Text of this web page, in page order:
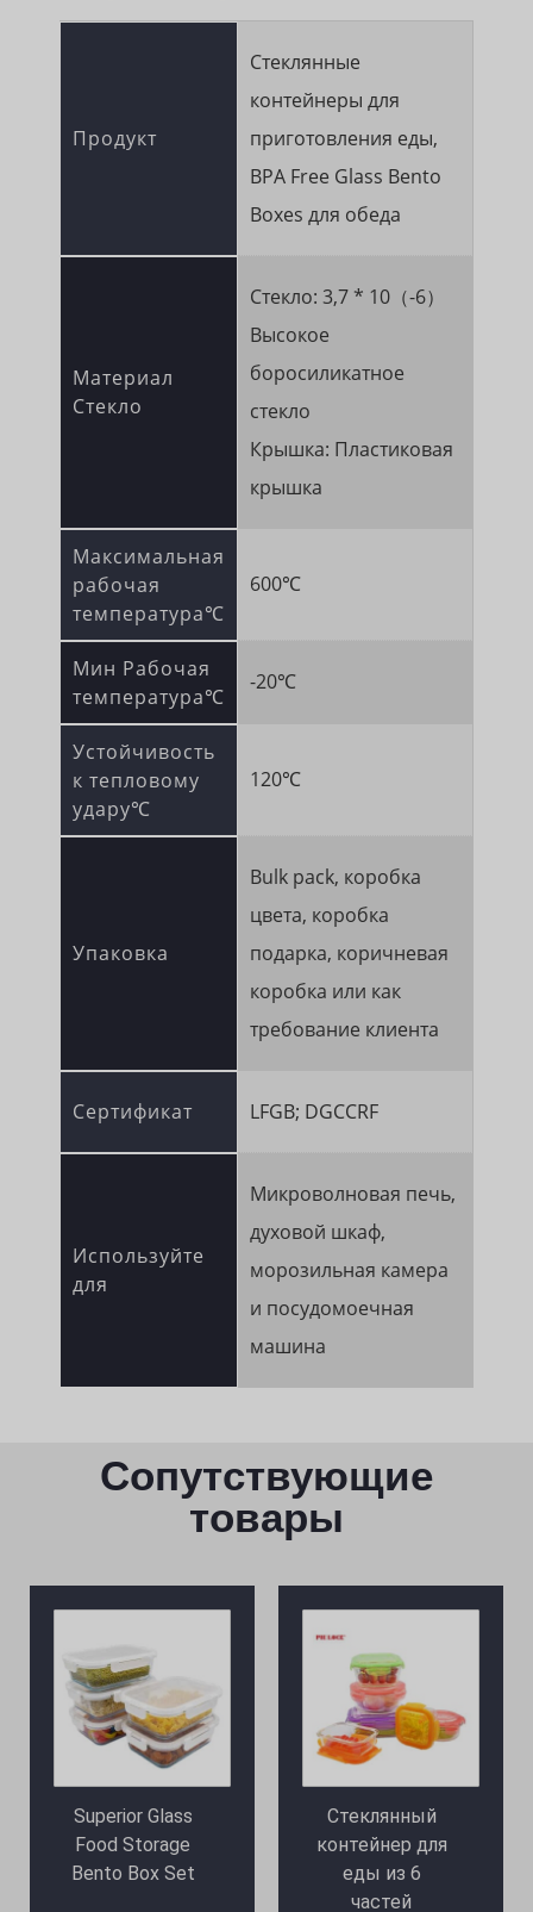
Продукт
Стеклянные
контейнеры для
приготовления еды,
BPA Free Glass Bento
Boxes для обеда
Материал
Стекло
Стекло: 3,7 * 10（-6）
Высокое
боросиликатное
стекло
Крышка: Пластиковая
крышка
Максимальная
рабочая
температура℃
600℃
Мин Рабочая
температура℃
-20℃
Устойчивость
к тепловому
удару℃
120℃
Упаковка
Bulk pack, коробка
цвета, коробка
подарка, коричневая
коробка или как
требование клиента
Сертификат LFGB; DGCCRF
Используйте
для
Микроволновая печь,
духовой шкаф,
морозильная камера
и посудомоечная
машина
Сопутствующие
товары
Superior Glass
Food Storage
Bento Box Set
Стеклянный
контейнер для
еды из 6
частей